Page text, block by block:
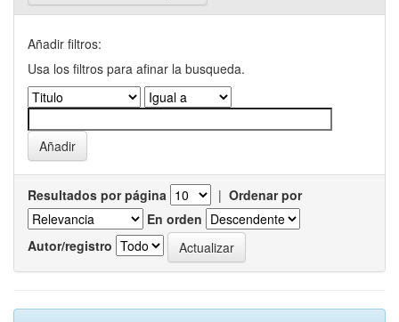
Añadir filtros:
Usa los filtros para afinar la busqueda.
Resultados por página | Ordenar por
En orden
Autor/registro